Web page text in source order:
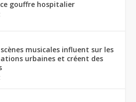
gouffre hospitalier
musicales influent sur les
urbaines et créent des